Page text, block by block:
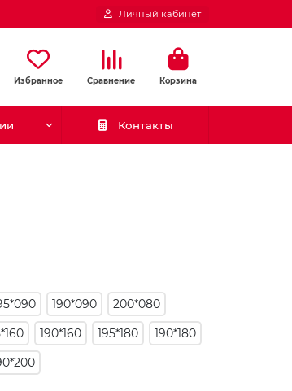
Личный кабинет
Избранное Сравнение Корзина
Контакты
190*090
200*080
190*160 195*180
190*180